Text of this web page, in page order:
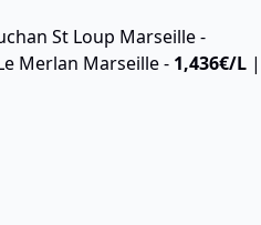
St Loup Marseille -
Merlan Marseille - 1,436€/L |